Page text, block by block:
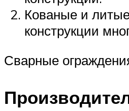
Кованые и
конструкции
Сварные